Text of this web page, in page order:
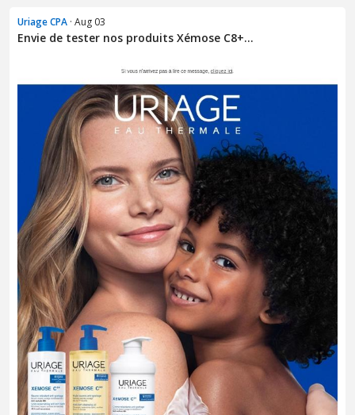
Uriage CPA · Aug 03
Envie de tester nos produits Xémose C8+...